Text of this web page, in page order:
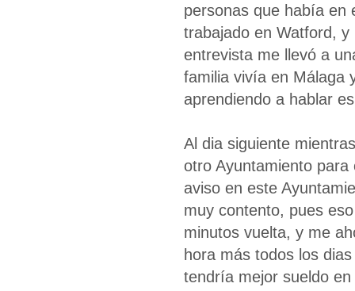
personas que había en
trabajado en Watford,
entrevista me llevó a
familia vivía en Málaga
aprendiendo a hablar
Al dia siguiente
otro Ayuntamiento
aviso en este
muy contento, pues
minutos vuelta, y me
hora más todos los
tendría mejor sueldo